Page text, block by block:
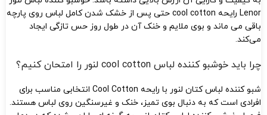
Lenor رایحه cool cotton حتی پس از خشک شدن کامل لباس روی پارچه
باقی می‌ ماند و بوی ملایم و خنک آن در طول روز حس تازگی ایجاد
می‌کند.
چرا باید خوشبو کننده لباس cool cotton لنور را امتحان کنیم؟
شبو کننده لباس کتان لنور با رایحه Cool Cotton انتخابی مناسب برای
افرادی است که به دنبال بوی تمیز، خنک و غیرسنگین روی لباس هستند.